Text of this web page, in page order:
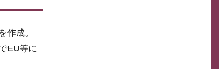
作成。
EU等に